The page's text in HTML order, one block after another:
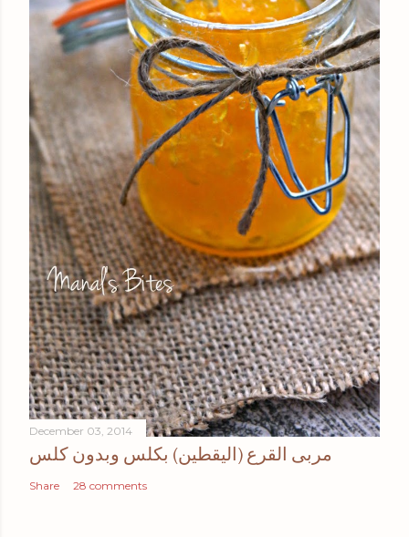
December 03, 2014
مربى القرع (اليقطين) بكلس وبدون كلس
Share 28 comments